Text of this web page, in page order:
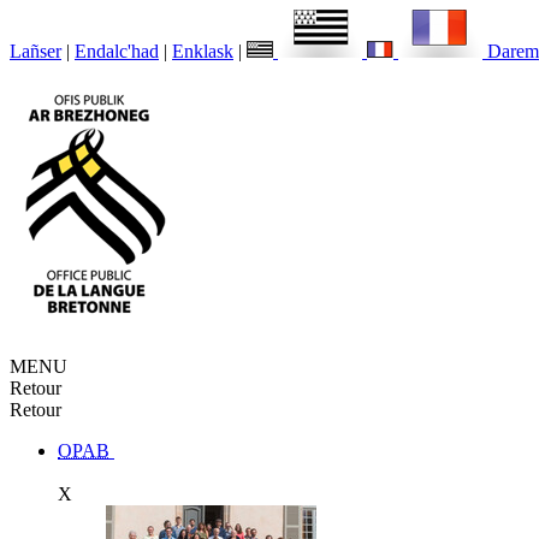
Lañser | Endalc'had | Enklask |
MENU
Retour
Retour
OPAB
X